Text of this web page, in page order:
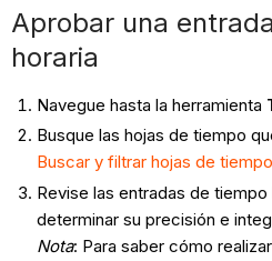
Aprobar una
horaria
Navegue hasta la herramienta
Busque las hojas de tiempo
Buscar y filtrar hojas de tiempo
Revise las entradas de tiempo
determinar su precisión e
Nota: Para saber cómo